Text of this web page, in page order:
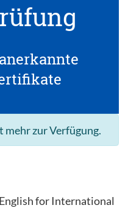
zur Verfügung.
for International